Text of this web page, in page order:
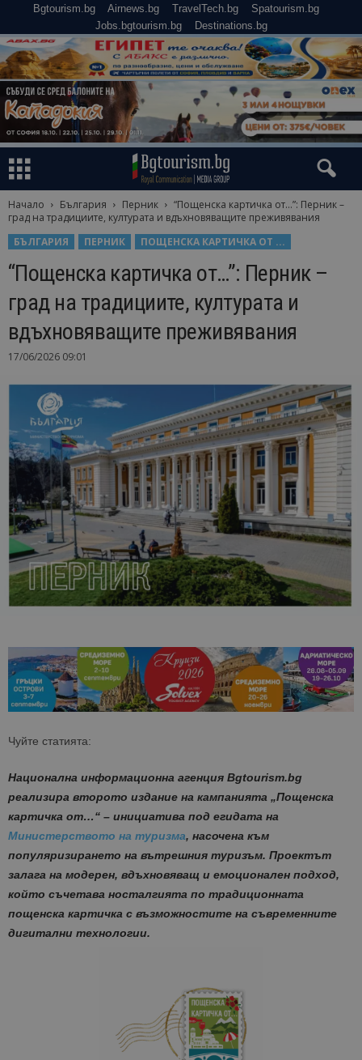
Bgtourism.bg Airnews.bg TravelTech.bg
Spatourism.bg
Jobs.bgtourism.bg
Destinations.bg
Начало България Перник
“Пощенска картичка от…”: Перник –
град на традициите, културата и вдъхновяващите преживявания
БЪЛГАРИЯ
ПЕРНИК ПОЩЕНСКА КАРТИЧКА ОТ ...
“Пощенска картичка от…”: Перник –
град на традициите, културата и
вдъхновяващите преживявания
17/06/2026 09:01
Чуйте статията:
Национална информационна агенция Bgtourism.bg
реализира второто издание на кампанията „Пощенска
картичка от…“ – инициатива под егидата на
Министерството на туризма, насочена към
популяризирането на вътрешния туризъм. Проектът
залага на модерен, вдъхновяващ и емоционален подход,
който съчетава носталгията по традиционната
пощенска картичка с възможностите на съвременните
дигитални технологии.